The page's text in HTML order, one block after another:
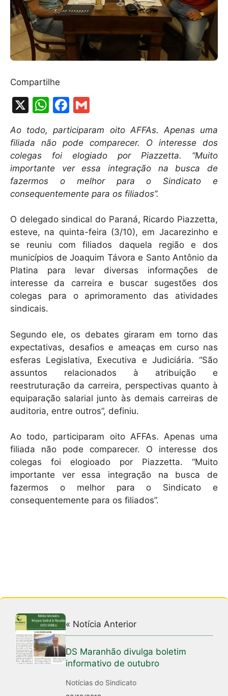
Compartilhe
X
W
at
s
A
p
p
F
a
c
e
b
o
o
k
ai
l
Ao todo, participaram oito AFFAs. Apenas uma
filiada não pode comparecer. O interesse dos
colegas foi elogiado por Piazzetta. “Muito
importante ver essa integração na busca de
fazermos o melhor para o Sindicato e
consequentemente para os filiados”.
O delegado sindical do Paraná, Ricardo Piazzetta,
esteve, na quinta-feira (3/10), em Jacarezinho e
se reuniu com filiados daquela região e dos
municípios de Joaquim Távora e Santo Antônio da
Platina para levar diversas informações de
interesse da carreira e buscar sugestões dos
colegas para o aprimoramento das atividades
sindicais.
Segundo ele, os debates giraram em torno das
expectativas, desafios e ameaças em curso nas
esferas Legislativa, Executiva e Judiciária. “São
assuntos relacionados à atribuição e
reestruturação da carreira, perspectivas quanto à
equiparação salarial junto às demais carreiras de
auditoria, entre outros”, definiu.
Ao todo, participaram oito AFFAs. Apenas uma
filiada não pode comparecer. O interesse dos
colegas foi elogioado por Piazzetta. “Muito
importante ver essa integração na busca de
fazermos o melhor para o Sindicato e
consequentemente para os filiados”.
« Notícia Anterior
DS Maranhão divulga boletim
informativo de outubro
Notícias do Sindicato